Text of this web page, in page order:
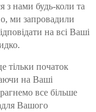
з нами будь-коли та
ми запровадили
на всі Ваші
тільки початок
на Ваші
все більше
Вашого